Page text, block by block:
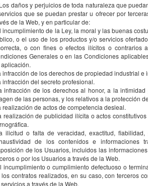
daños y perjuicios de toda naturaleza que
que se puedan prestar u ofrecer por
de la Web, y en particular de:
incumplimiento de la Ley, la moral y las buenas
o el uso de los productos y/o servicios
o con fines o efectos ilícitos o contrarios
Generales o en las Condiciones
infracción de los derechos de propiedad industrial e
infracción del secreto profesional.
infracción de los derechos al honor, a la
de las personas, y los relativos a la protección
realización de actos de competencia desleal.
realización de publicidad ilícita o actos
ilicitud o falta de veracidad, exactitud, fiabilidad,
de los contenidos e informaciones
de los Usuarios, incluidos las
o por los Usuarios a través de la Web.
incumplimiento o cumplimiento defectuoso o
contratos realizados, en su caso, con terceros
a través de la Web.